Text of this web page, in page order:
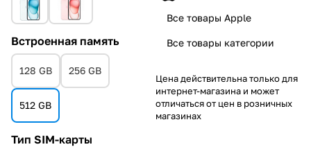
Встроенная память
128 GB 256 GB
512 GB
Тип SIM-карты
Все товары Apple
Все товары категории
Цена действительна только для
интернет-магазина и может
отличаться от цен в розничных
магазинах